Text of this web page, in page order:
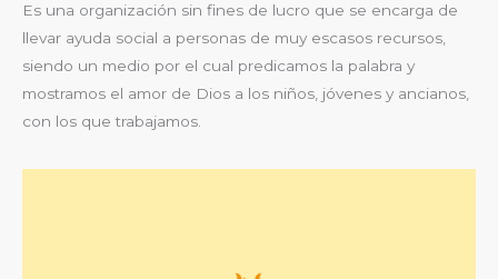
Es una organización sin fines de lucro que se encarga de
llevar ayuda social a personas de muy escasos recursos,
siendo un medio por el cual predicamos la palabra y
mostramos el amor de Dios a los niños, jóvenes y ancianos,
con los que trabajamos.